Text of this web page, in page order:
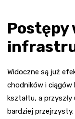
Postępy
Widoczne są już
chodników i ciągów
kształtu, a
bardziej